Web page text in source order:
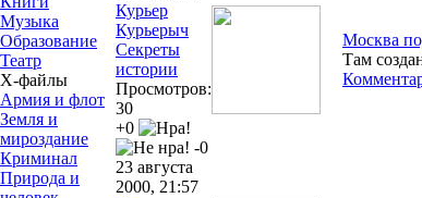
Музыка
Образование
Театр
Х-файлы
Армия и флот
Земля и
мироздание
Криминал
Природа и
Курьер
Курьерыч
Секреты
истории
Просмотров:
30
+0
-0
Москва
Там
23 августа
2000, 21:57